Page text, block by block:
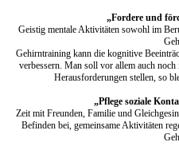
„Fordere und
Geistig mentale Aktivitäten sowohl im
Gehirntraining kann die kognitive
verbessern. Man soll vor allem auch
Herausforderungen stellen, so
„Pflege soziale
Zeit mit Freunden, Familie und
Befinden bei, gemeinsame Aktivitäten